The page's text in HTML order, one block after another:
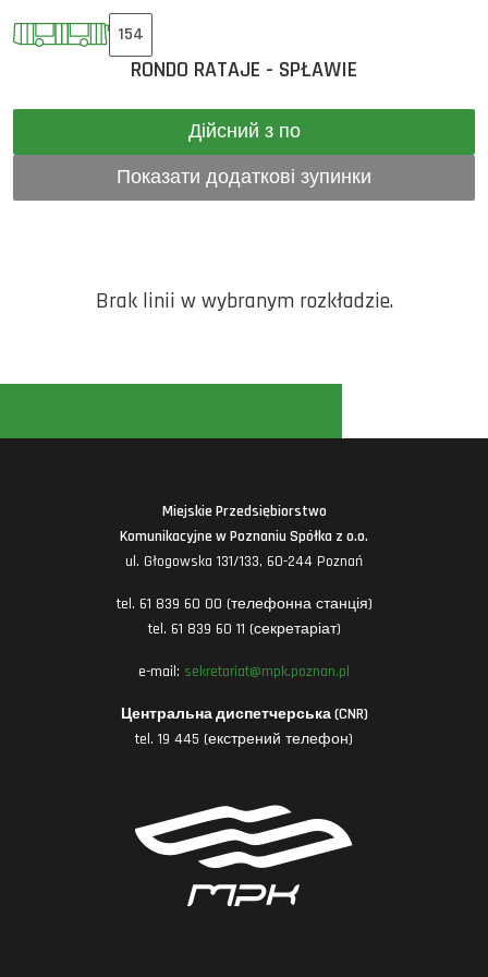
154
RONDO RATAJE - SPŁAWIE
Дійсний з по
Показати додаткові зупинки
Brak linii w wybranym rozkładzie.
Miejskie Przedsiębiorstwo
Komunikacyjne w Poznaniu Spółka z o.o.
ul. Głogowska 131/133, 60-244 Poznań
tel. 61 839 60 00 (телефонна станція)
tel. 61 839 60 11 (секретаріат)
e-mail: sekretariat@mpk.poznan.pl
Центральна диспетчерська (CNR)
tel. 19 445 (екстрений телефон)